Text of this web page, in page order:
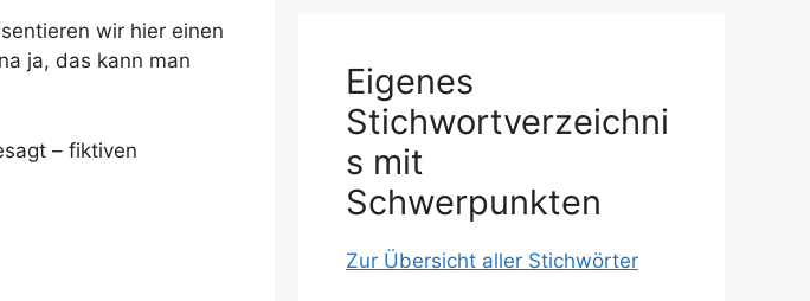
wir hier einen
ja, das kann man
– fiktiven
Eigenes
Stichwortverzeichni
s mit
Schwerpunkten
Zur Übersicht aller Stichwörter